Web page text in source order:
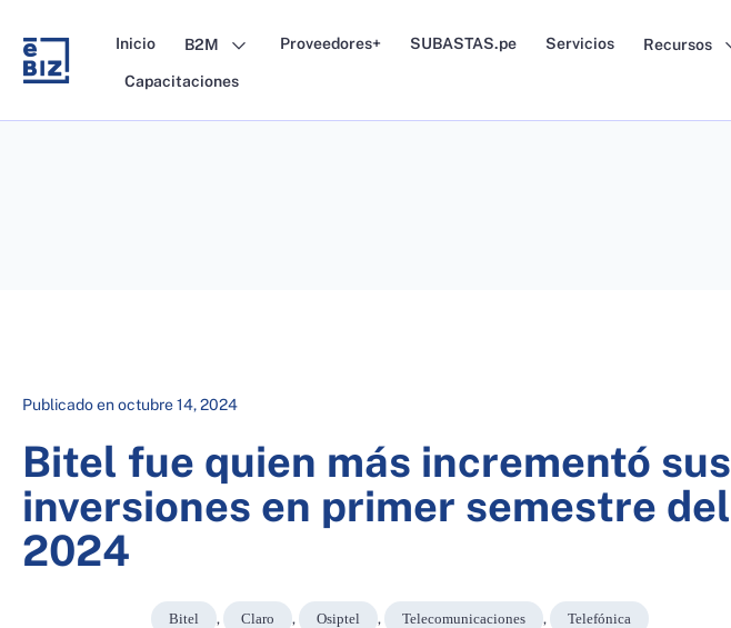
content
Inicio B2M Proveedores+ SUBASTAS.pe Servicios Recursos
Capacitaciones
Publicado enoctubre 14, 2024
Bitel fue quien más incrementó sus
inversiones en primer semestre del
2024
Bitel , Claro , Osiptel , Telecomunicaciones , Telefónica